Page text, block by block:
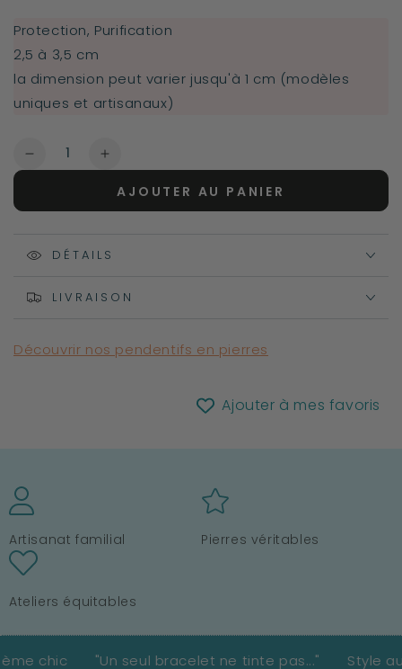
Protection, Purification
2,5 à 3,5 cm
la dimension peut varier jusqu'à 1 cm (modèles
uniques et artisanaux)
Quantité
Réduire
Tourmaline
Argent
Augmenter
quantité
Tourmaline
Argent
AJOUTER AU PANIER
DÉTAILS
LIVRAISON
Découvrir nos pendentifs en pierres
Ajouter à mes favoris
Artisanat familial Pierres véritables
Ateliers équitables
"Un seul bracelet ne tinte pas..." Style authentique